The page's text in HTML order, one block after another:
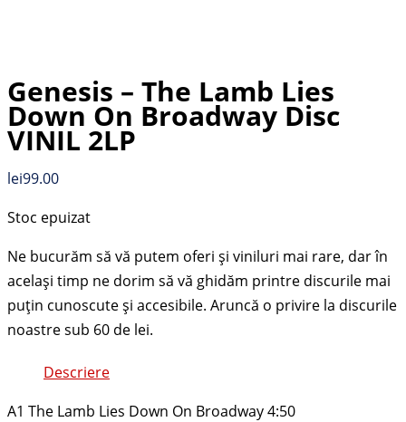
Genesis – The Lamb Lies
Down On Broadway Disc
VINIL 2LP
lei99.00
Stoc epuizat
Descriere
A1 The Lamb Lies Down On Broadway 4:50